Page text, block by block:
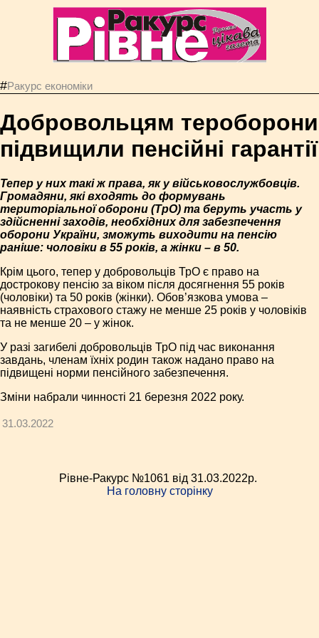
#Ракурс економiки
Добровольцям тероборони
підвищили пенсійні гарантії
Тепер у них такі ж права, як у військовослужбовців.
Громадяни, які входять до формувань
територіальної оборони (ТрО) та беруть участь у
здійсненні заходів, необхідних для забезпечення
оборони України, зможуть виходити на пенсію
раніше: чоловіки в 55 років, а жінки – в 50.
Крім цього, тепер у добровольців ТрО є право на
дострокову пенсію за віком після досягнення 55 років
(чоловіки) та 50 років (жінки). Обов’язкова умова –
наявність страхового стажу не менше 25 років у чоловіків
та не менше 20 – у жінок.
У разі загибелі добровольців ТрО під час виконання
завдань, членам їхніх родин також надано право на
підвищені норми пенсійного забезпечення.
Зміни набрали чинності 21 березня 2022 року.
31.03.2022
Рівне-Ракурс №1061 від 31.03.2022p.
На головну сторінку